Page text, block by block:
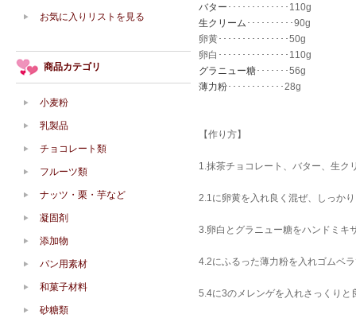
バター ･････････････110g
生クリーム ･･････････90g
卵黄･･･････････････50g
卵白･･･････････････110g
グラニュー糖･･･････56g
薄力粉････････････28g
【作り方】
1.抹茶チョコレート、バター、生
2.1に卵黄を入れ良く混ぜ、しっか
3.卵白とグラニュー糖をハンドミキ
4.2にふるった薄力粉を入れゴムベ
5.4に3のメレンゲを入れさっくりと
お気に入りリストを見る
商品カテゴリ
小麦粉
乳製品
チョコレート類
フルーツ類
ナッツ・栗・芋など
凝固剤
添加物
パン用素材
和菓子材料
砂糖類